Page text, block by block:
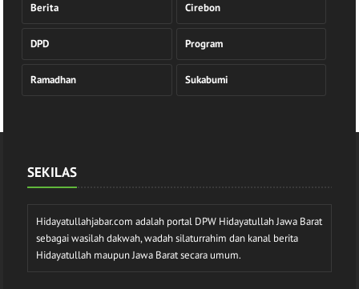
Berita Cirebon
DPD Program
Ramadhan Sukabumi
SEKILAS
Hidayatullahjabar.com adalah portal DPW Hidayatullah Jawa Barat
sebagai wasilah dakwah, wadah silaturrahim dan kanal berita
Hidayatullah maupun Jawa Barat secara umum.